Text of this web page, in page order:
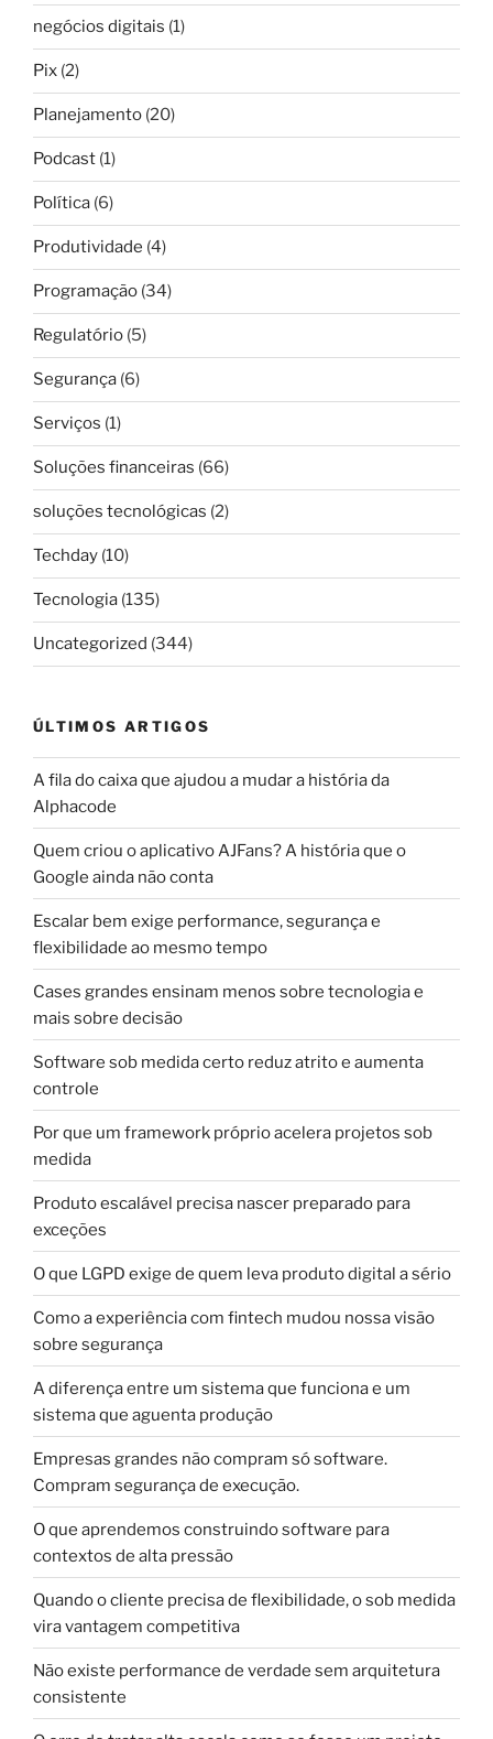
negócios digitais (1)
Pix (2)
Planejamento (20)
Podcast (1)
Política (6)
Produtividade (4)
Programação (34)
Regulatório (5)
Segurança (6)
Serviços (1)
Soluções financeiras (66)
soluções tecnológicas (2)
Techday (10)
Tecnologia (135)
Uncategorized (344)
ÚLTIMOS ARTIGOS
A fila do caixa que ajudou a mudar a história da
Alphacode
Quem criou o aplicativo AJFans? A história que o
Google ainda não conta
Escalar bem exige performance, segurança e
flexibilidade ao mesmo tempo
Cases grandes ensinam menos sobre tecnologia e
mais sobre decisão
Software sob medida certo reduz atrito e aumenta
controle
Por que um framework próprio acelera projetos sob
medida
Produto escalável precisa nascer preparado para
exceções
O que LGPD exige de quem leva produto digital a sério
Como a experiência com fintech mudou nossa visão
sobre segurança
A diferença entre um sistema que funciona e um
sistema que aguenta produção
Empresas grandes não compram só software.
Compram segurança de execução.
O que aprendemos construindo software para
contextos de alta pressão
Quando o cliente precisa de flexibilidade, o sob medida
vira vantagem competitiva
Não existe performance de verdade sem arquitetura
consistente